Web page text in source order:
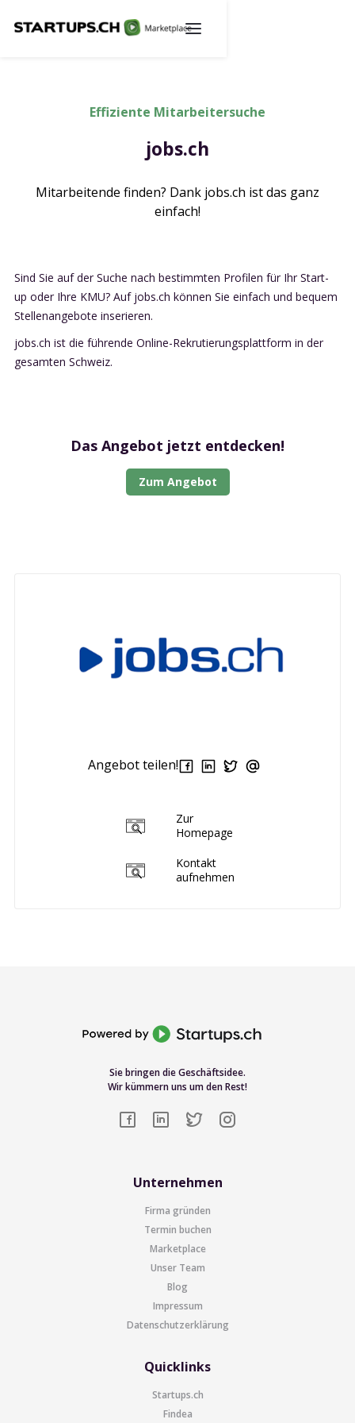
Effiziente Mitarbeitersuche
jobs.ch
Mitarbeitende finden? Dank jobs.ch ist das ganz
einfach!
Sind Sie auf der Suche nach bestimmten Profilen für Ihr Start-
up oder Ihre KMU? Auf jobs.ch können Sie einfach und bequem
Stellenangebote inserieren.
jobs.ch ist die führende Online-Rekrutierungsplattform in der
gesamten Schweiz.
Das Angebot jetzt entdecken!
Zum Angebot
Angebot teilen!
Zur
Homepage
Kontakt
aufnehmen
Sie bringen die Geschäftsidee.
Wir kümmern uns um den Rest!
Unternehmen
Firma gründen
Termin buchen
Marketplace
Unser Team
Blog
Impressum
Datenschutzerklärung
Quicklinks
Startups.ch
Findea